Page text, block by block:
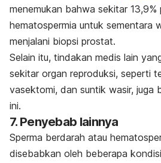
menemukan bahwa sekitar 13,9%
hematospermia untuk sementara
menjalani biopsi prostat.
Selain itu, tindakan medis lain
sekitar organ reproduksi, seperti
vasektomi, dan suntik wasir, juga
ini.
7. Penyebab lainnya
Sperma berdarah atau
disebabkan oleh beberapa